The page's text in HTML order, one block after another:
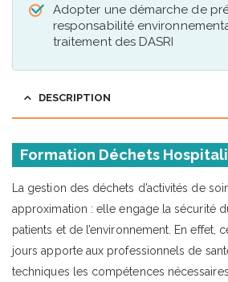
Adopter une démarche de
responsabilité
traitement des DASRI
DESCRIPTION
Formation Déchets
La gestion des déchets d’activités de
approximation : elle engage la sécurité
patients et de l’environnement. En effet,
jours apporte aux professionnels de
techniques les compétences